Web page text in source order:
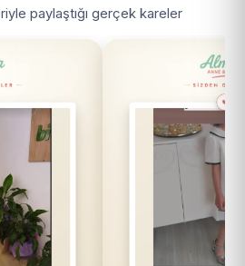
paylaştığı gerçek kareler